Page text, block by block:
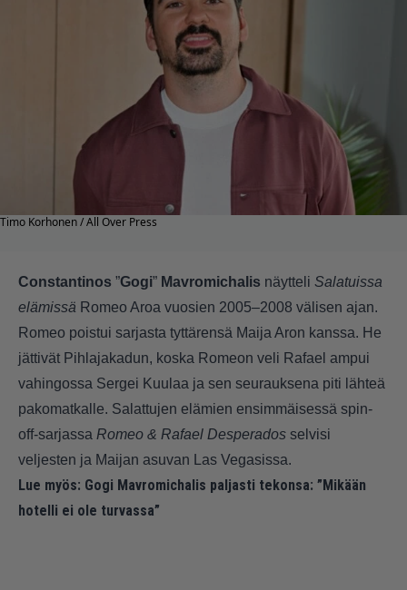
Timo Korhonen / All Over Press
Constantinos ”Gogi” Mavromichalis näytteli Salatuissa
elämissä Romeo Aroa vuosien 2005–2008 välisen ajan.
Romeo poistui sarjasta tyttärensä Maija Aron kanssa. He
jättivät Pihlajakadun, koska Romeon veli Rafael ampui
vahingossa Sergei Kuulaa ja sen seurauksena piti lähteä
pakomatkalle. Salattujen elämien ensimmäisessä spin-
off-sarjassa Romeo & Rafael Desperados selvisi
veljesten ja Maijan asuvan Las Vegasissa.
Lue myös: Gogi Mavromichalis paljasti tekonsa: ”Mikään
hotelli ei ole turvassa”